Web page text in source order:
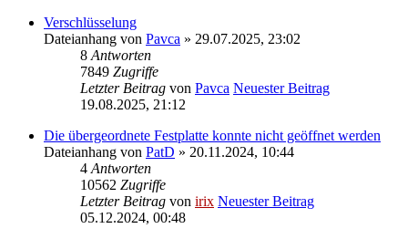
Verschlüsselung
Dateianhang von Pavca » 29.07.2025, 23:02
8 Antworten
7849 Zugriffe
Letzter Beitrag von Pavca Neuester Beitrag
19.08.2025, 21:12
Die übergeordnete Festplatte konnte nicht geöffnet werden
Dateianhang von PatD » 20.11.2024, 10:44
4 Antworten
10562 Zugriffe
Letzter Beitrag von irix Neuester Beitrag
05.12.2024, 00:48